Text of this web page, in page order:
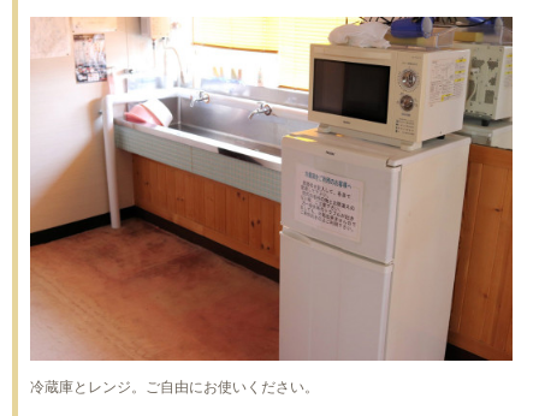
冷蔵庫とレンジ。ご自由にお使いください。